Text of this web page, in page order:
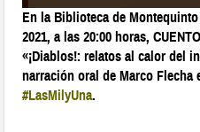
En la Biblioteca de
2021, a las 20:00 horas,
«¡Diablos!: relatos al calor del
narración oral de Marco
#LasMilyUna.